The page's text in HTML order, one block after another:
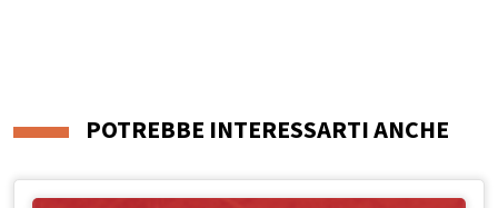
POTREBBE INTERESSARTI ANCHE